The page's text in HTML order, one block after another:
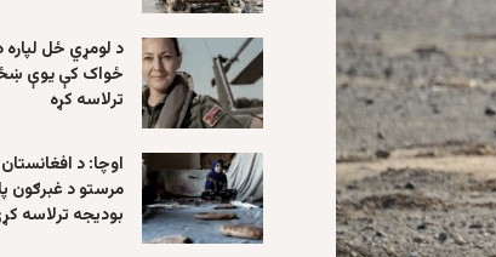
د لومړي ځل
ځواک کې یوې
ترلاسه کړه
بودیجه ترلاسه